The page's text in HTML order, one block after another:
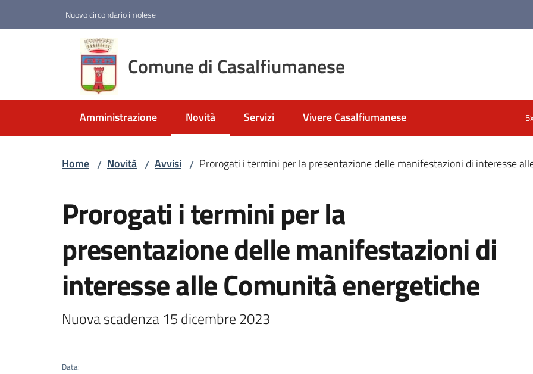
Nuovo circondario imolese
Comune di Casalfiumanese
Amministrazione Novità
Menu selezionato
Servizi Vivere Casalfiumanese
Home / Novità / Avvisi / Prorogati i termini per la presentazione delle manifestazioni di interesse
Prorogati i termini per la
presentazione delle manifestazioni di
interesse alle Comunità energetiche
Nuova scadenza 15 dicembre 2023
Data: